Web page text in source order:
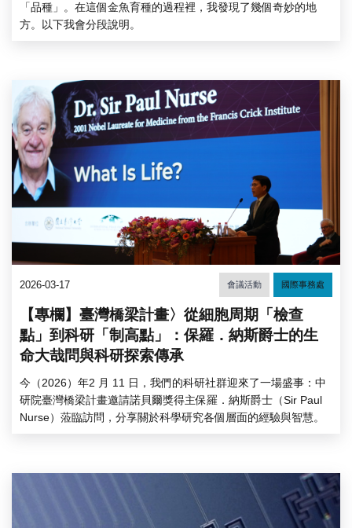
「品種」。在這個金魚育種的過程裡，我發現了幾個奇妙的地
方。以下我會分段說明。
2026-03-17 會議活動 國際事務處
【專欄】臺灣橋梁計畫〉從細胞周期「檢查
點」到科研「制高點」：保羅．納斯爵士的生
命大哉問與科研探索傳承
今（2026）年2 月 11 日，我們的科研社群迎來了一場盛事：中
研院臺灣橋梁計畫邀請諾貝爾獎得主保羅．納斯爵士（Sir Paul
Nurse）蒞臨訪問，分享關於科學研究各個層面的經驗與智慧。